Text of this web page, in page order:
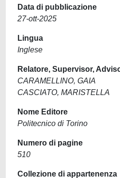
Data di pubblicazione
27-ott-2025
Lingua
Inglese
Relatore, Supervisor,
CARAMELLINO, GAIA
CASCIATO, MARISTELLA
Nome Editore
Politecnico di Torino
Numero di pagine
510
Collezione di appartenenza